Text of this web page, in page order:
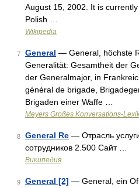
August 15, 2002. It is
Polish …
Wikipedia
7 General — General, höchste
Generalität: Gesamtheit der
der Generalmajor, in
général de brigade,
Brigaden einer Waffe …
Meyers Großes Konversations-
8 General Re — Отрасль
сотрудников 2.500 Сайт …
Википедия
9 General [2] — General, ein